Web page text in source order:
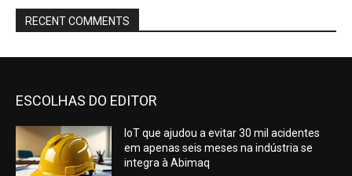
RECENT COMMENTS
ESCOLHAS DO EDITOR
IoT que ajudou a evitar 30 mil acidentes
em apenas seis meses na indústria se
integra à Abimaq